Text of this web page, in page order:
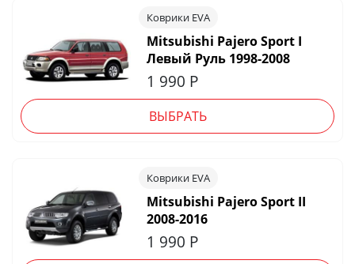
Коврики EVA
Mitsubishi Pajero Sport I
Левый Руль 1998-2008
1 990 Р
ВЫБРАТЬ
Коврики EVA
Mitsubishi Pajero Sport II
2008-2016
1 990 Р